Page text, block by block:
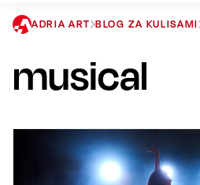
ADRIA ART BLOG ZA KULISAMI
musical